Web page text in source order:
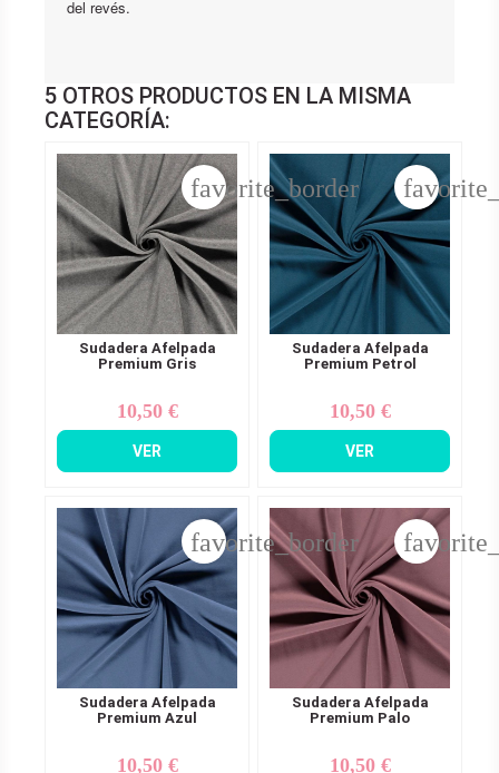
del revés.
5 OTROS PRODUCTOS EN LA MISMA
CATEGORÍA:
Sudadera Afelpada
Premium Gris
Precio
10,50 €
VER
favorite_border
Sudadera Afelpada
Premium Petrol
Precio
10,50 €
VER
Sudadera Afelpada
Premium Azul
Precio
10,50 €
favorite_border
Sudadera Afelpada
Premium Palo
Precio
10,50 €